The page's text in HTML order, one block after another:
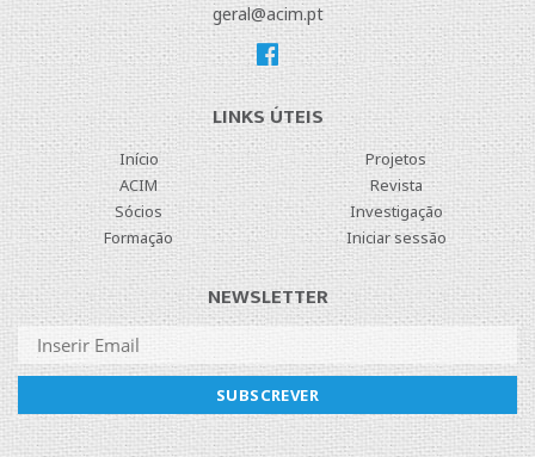
geral@acim.pt
LINKS ÚTEIS
Início
ACIM
Sócios
Formação
Projetos
Revista
Investigação
Iniciar sessão
NEWSLETTER